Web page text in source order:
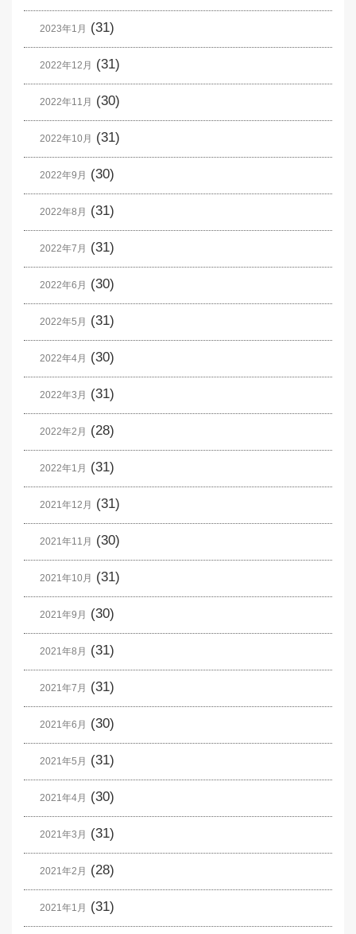
2023年1月 (31)
2022年12月 (31)
2022年11月 (30)
2022年10月 (31)
2022年9月 (30)
2022年8月 (31)
2022年7月 (31)
2022年6月 (30)
2022年5月 (31)
2022年4月 (30)
2022年3月 (31)
2022年2月 (28)
2022年1月 (31)
2021年12月 (31)
2021年11月 (30)
2021年10月 (31)
2021年9月 (30)
2021年8月 (31)
2021年7月 (31)
2021年6月 (30)
2021年5月 (31)
2021年4月 (30)
2021年3月 (31)
2021年2月 (28)
2021年1月 (31)